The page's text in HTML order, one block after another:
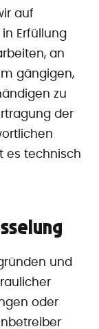
auf
Erfüllung
an
gängigen,
zu
der
es technisch
und
oder